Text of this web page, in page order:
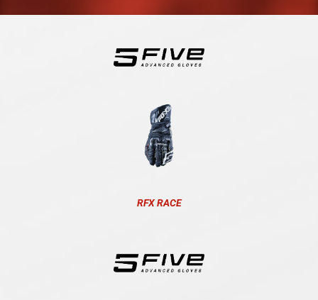
RFX RACE